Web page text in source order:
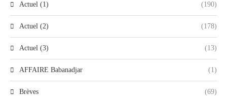
Actuel (1) (190)
Actuel (2) (178)
Actuel (3) (13)
AFFAIRE Babanadjar (1)
Brèves (69)